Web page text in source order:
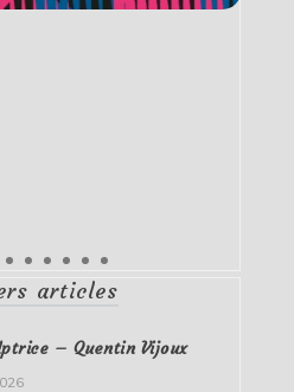
articles
– Quentin Vijoux